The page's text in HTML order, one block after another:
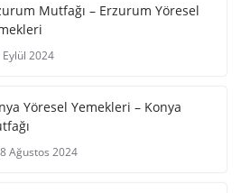
Mutfağı – Erzurum Yöresel
Eylül 2024
Yöresel Yemekleri – Konya
Ağustos 2024